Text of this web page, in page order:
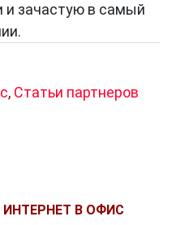
и зачастую в самый
, Статьи партнеров
В ОФИС